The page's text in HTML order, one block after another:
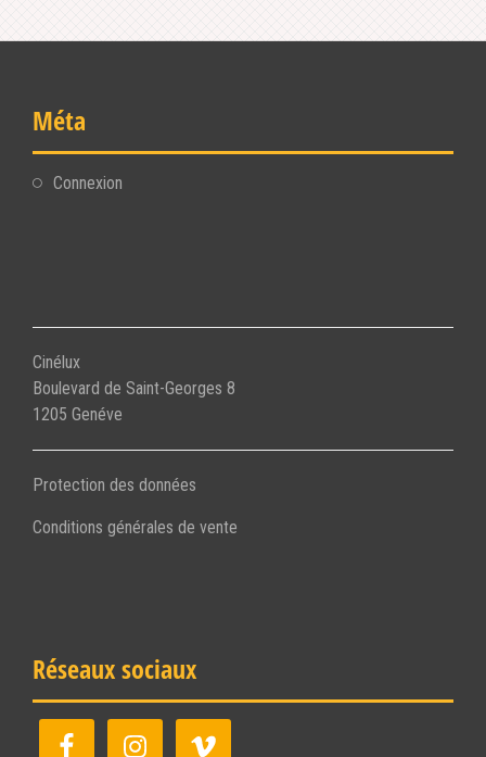
Méta
Connexion
Cinélux
Boulevard de Saint-Georges 8
1205 Genéve
Protection des données
Conditions générales de vente
Réseaux sociaux